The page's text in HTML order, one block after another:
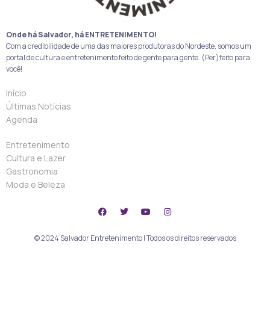
Onde há Salvador, há ENTRETENIMENTO!
Com a credibilidade de uma das maiores produtoras do Nordeste, somos um
portal de cultura e entretenimento feito de gente para gente. (Per)feito para
você!
Início
Últimas Notícias
Agenda
Entretenimento
Cultura e Lazer
Gastronomia
Moda e Beleza
© 2024 Salvador Entretenimento | Todos os direitos reservados